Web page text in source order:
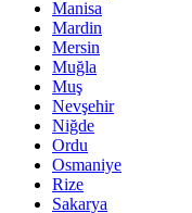
Manisa
Mardin
Mersin
Muğla
Muş
Nevşehir
Niğde
Ordu
Osmaniye
Rize
Sakarya